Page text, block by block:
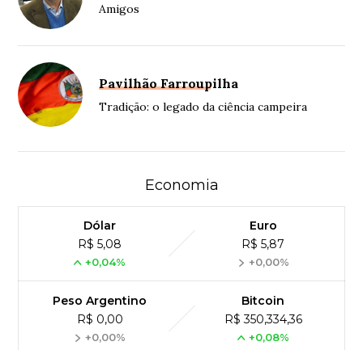
Amigos
Pavilhão Farroupilha
Tradição: o legado da ciência campeira
Economia
Dólar
R$ 5,08
+0,04%
Euro
R$ 5,87
+0,00%
Peso Argentino
R$ 0,00
+0,00%
Bitcoin
R$ 350,334,36
+0,08%